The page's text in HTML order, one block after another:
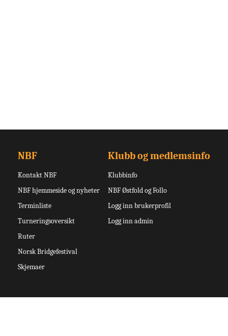
NBF
Kontakt NBF
NBF hjemmeside og nyheter
Terminliste
Turneringsoversikt
Ruter
Norsk Bridgefestival
Skjemaer
Klubb og medlemsinfo
Klubbinfo
NBF Østfold og Follo
Logg inn brukerprofil
Logg inn admin